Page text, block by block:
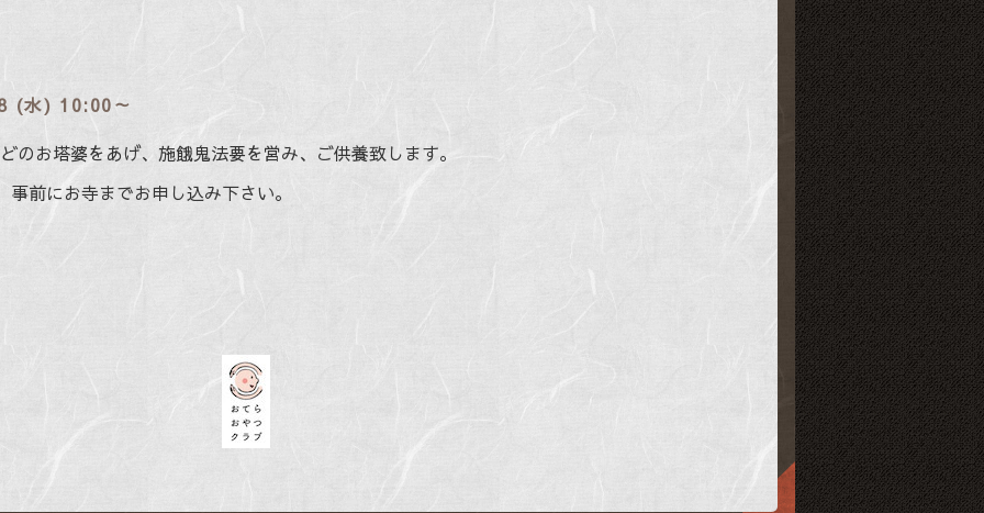
(水) 10:00～
のお塔婆をあげ、施餓鬼法要を営み、ご供養致します。
前にお寺までお申し込み下さい。